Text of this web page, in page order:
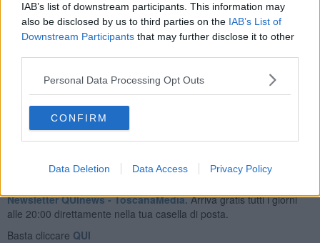
IAB’s list of downstream participants. This information may
also be disclosed by us to third parties on the IAB’s List of
Downstream Participants that may further disclose it to other
Personal Data Processing Opt Outs
CONFIRM
Data Deletion Data Access Privacy Policy
Enrico Guerrini e Gordiano Lupi
Se vuoi leggere le notizie principali dell'isola d'Elba iscriviti alla
Newsletter QUInews ELBA.
mattino direttamente nella tua casella di posta.
Newsletter QUInews - ToscanaMedia.Arriva gratis tutti i giorni
alle 20:00 direttamente nella tua casella di posta.
Basta cliccare QUI